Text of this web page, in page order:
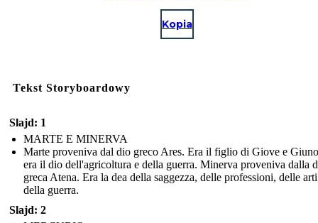
Kopia
Tekst Storyboardowy
Slajd: 1
MARTE E MINERVA
Marte proveniva dal dio greco Ares. Era il figlio di Giove e
era il dio dell'agricoltura e della guerra. Minerva proveniva dalla
greca Atena. Era la dea della saggezza, delle professioni, delle
della guerra.
Slajd: 2